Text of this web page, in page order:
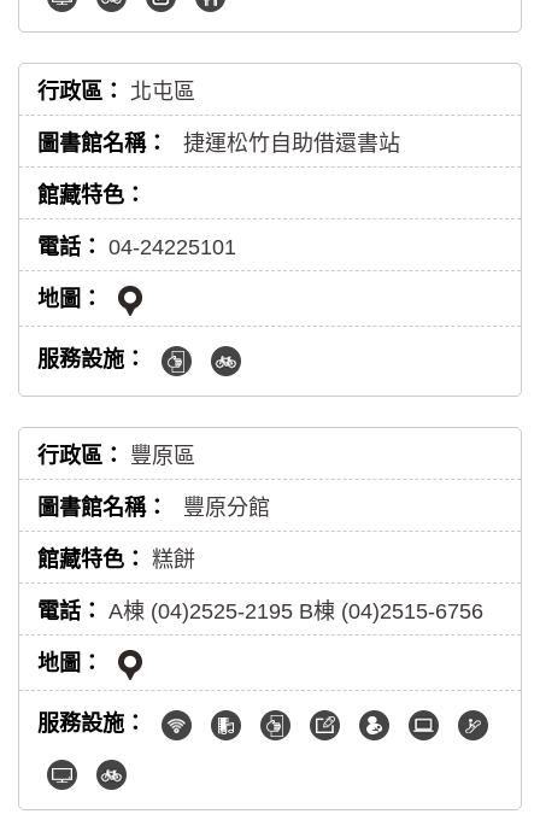
北屯區
捷運松竹自助借還書站
04-24225101
豐原區
豐原分館
糕餅
A棟 (04)2525-2195 B棟 (04)2515-6756